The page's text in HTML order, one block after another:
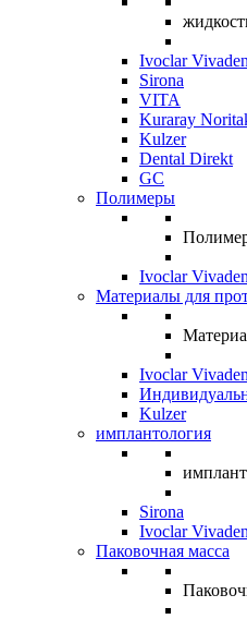
Ivoclar
Sirona
VITA
Kuraray
Kulzer
Dental Direkt
GC
Полимеры
Ivoclar
Материалы для
Ivoclar
Kulzer
имплантология
Sirona
Ivoclar
Паковочная масса